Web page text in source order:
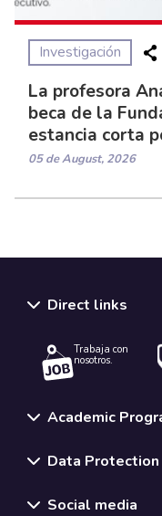
Investigación
La profesora
beca de la
estancia corta
05 de August, 2026
Direct links
Trabaja con
nosotros.
Academic
Data Protection
Social media